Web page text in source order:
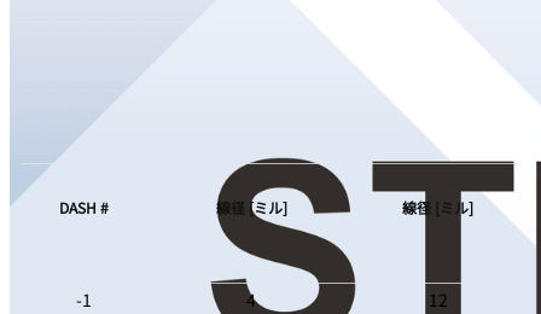
PowerRibbon® カッターブレード、ストレート
PowerFusion 3600, 7100/7200/7600, M360R
注記：01-25023で生成されるテールよりも短いリボンテールが必要
な場合に使用できます。
アルミ、銅、およびアルミ被覆銅（Al/Cu）線、リボン用途に使用さ
注記：3インチから4インチのボンドツール用リアカットボンドヘッ
ドに対応しています。
このカッターは168084の代替品です。
DASH # 線径 [ミル] 線径 [ミル]
-1 4 12